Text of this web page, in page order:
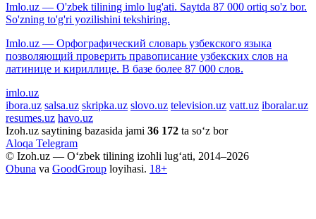
Imlo.uz — O'zbek tilining imlo lug'ati. Saytda 87 000 ortiq so'z bor.
So'zning to'g'ri yozilishini tekshiring.
Imlo.uz — Орфографический словарь узбекского языка
позволяющий проверить правописание узбекских слов на
латинице и кириллице. В базе более 87 000 слов.
imlo.uz
ibora.uz salsa.uz skripka.uz slovo.uz television.uz vatt.uz iboralar.uz
resumes.uz havo.uz
Izoh.uz saytining bazasida jami 36 172 ta so‘z bor
Aloqa Telegram
© Izoh.uz — O‘zbek tilining izohli lug‘ati, 2014–2026
Obuna va GoodGroup loyihasi. 18+